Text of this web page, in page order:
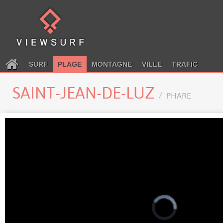
SURF PLAGE MONTAGNE VILLE TRAFIC
SAINT-JEAN-DE-LUZ PHARE